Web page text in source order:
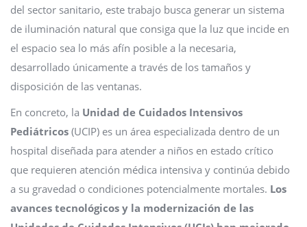
del sector sanitario, este trabajo busca generar un sistema
de iluminación natural que consiga que la luz que incide en
el espacio sea lo más afín posible a la necesaria,
desarrollado únicamente a través de los tamaños y
disposición de las ventanas.
En concreto, la Unidad de Cuidados Intensivos
Pediátricos (UCIP) es un área especializada dentro de un
hospital diseñada para atender a niños en estado crítico
que requieren atención médica intensiva y continúa debido
a su gravedad o condiciones potencialmente mortales. Los
avances tecnológicos y la modernización de las